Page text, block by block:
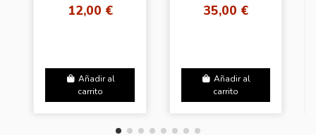
12,00 €
Añadir al
carrito
35,00 €
Añadir al
carrito